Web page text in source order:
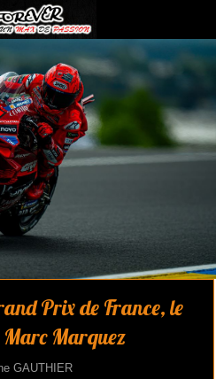
Prix de France, le
Marquez
GAUTHIER